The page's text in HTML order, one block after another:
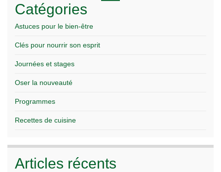
Catégories
Astuces pour le bien-être
Clés pour nourrir son esprit
Journées et stages
Oser la nouveauté
Programmes
Recettes de cuisine
Articles récents